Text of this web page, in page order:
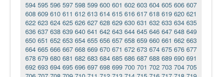
594 595 596 597 598 599 600 601 602 603 604 605 606 607
608 609 610 611 612 613 614 615 616 617 618 619 620 621
622 623 624 625 626 627 628 629 630 631 632 633 634 635
636 637 638 639 640 641 642 643 644 645 646 647 648 649
650 651 652 653 654 655 656 657 658 659 660 661 662 663
664 665 666 667 668 669 670 671 672 673 674 675 676 677
678 679 680 681 682 683 684 685 686 687 688 689 690 691
692 693 694 695 696 697 698 699 700 701 702 703 704 705